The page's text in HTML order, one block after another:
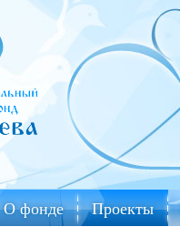
О фонде Проекты